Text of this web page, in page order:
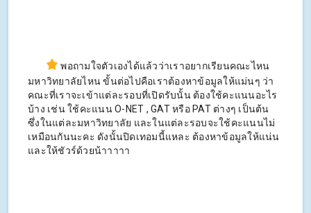
พอถามใจตัวเองได้แล้วว่าเราอยากเรียนคณะไหน
มหาวิทยาลัยไหน ขั้นต่อไปคือเราต้องหาข้อมูลให้แม่นๆ ว่า
คณะที่เราจะเข้าแต่ละรอบที่เปิดรับนั้น ต้องใช้คะแนนอะไร
บ้าง เช่น ใช้คะแนน O-NET , GAT หรือ PAT ต่างๆ เป็นต้น
ซึ่งในแต่ละมหาวิทยาลัย และในแต่ละรอบจะใช้คะแนนไม่
เหมือนกันนะคะ ดังนั้นปิดเทอมนี้แหละ ต้องหาข้อมูลให้แน่น
และให้ชัวร์ด้วยน้าาาาา